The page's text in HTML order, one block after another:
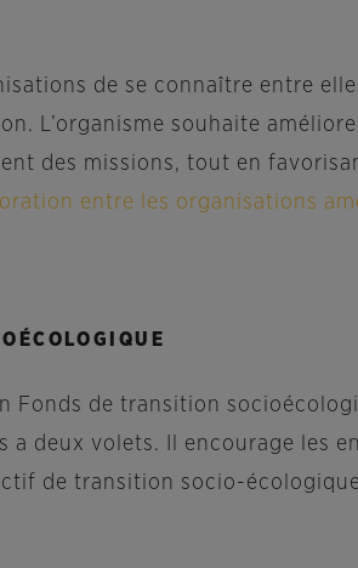
de se connaître entre
L’organisme souhaite
des missions, tout en
entre les organisations
Fonds de transition
a deux volets. Il encourage les
de transition socio-